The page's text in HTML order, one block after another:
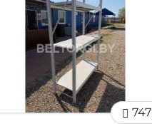
747